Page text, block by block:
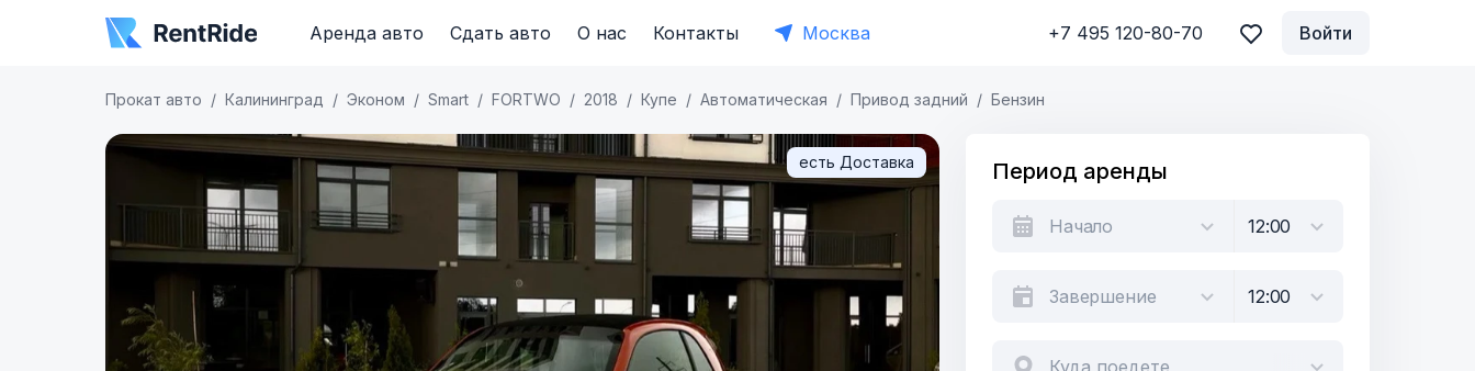
Аренда авто Сдать авто О нас Контакты Москва +7 495 120-80-70 Войти
Прокат авто Калининград Эконом Smart FORTWO 2018 Купе Автоматическая Привод задний Бензин
есть Доставка Период аренды
Куда поедете